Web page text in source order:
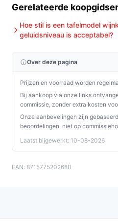
Product breedte (59,5
inbouwbreedte; relevant
omlijsting.
Product lengte (58 cm):
kast helemaal in de nis
Geschikt voor maximaal
houdt rekening met je
toekomstige uitbreiding.
Geluidsniveau (40 dB):
beoordeel of dat
Fabrieksgarantie termijn
garantieperiode;
garantievoorwaarden in
Gerelateerde
Hoe stil is een tafelmodel
geluidsniveau is acceptabel?
Over deze pagina
Prijzen en voorraad worden
Bij aankoop via onze links
commissie, zonder extra kosten
Onze aanbevelingen zijn
beoordelingen, niet op
Laatst bijgewerkt: 10-08-2026
EAN: 8715775202680